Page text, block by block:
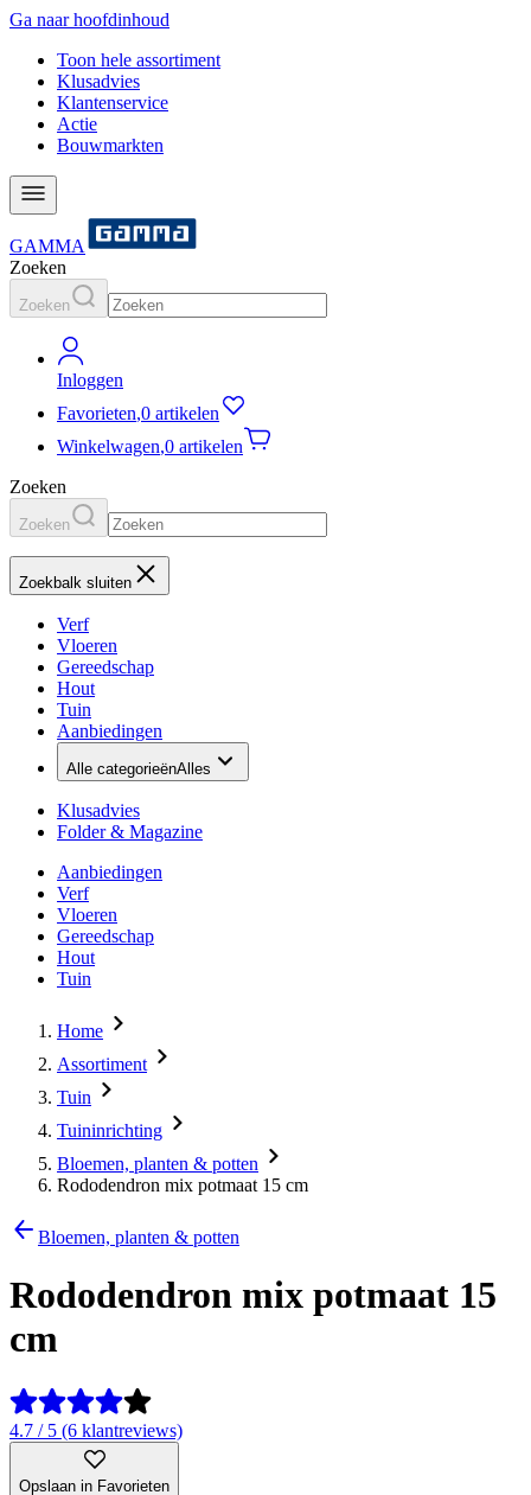
Ga naar hoofdinhoud
Toon hele assortiment
Klusadvies
Klantenservice
Actie
Bouwmarkten
GAMMA
Zoeken
Zoeken
Inloggen
Favorieten,0 artikelen
Winkelwagen,0 artikelen
Zoeken
Zoeken
Zoekbalk sluiten
Verf
Vloeren
Gereedschap
Hout
Tuin
Aanbiedingen
Alle categorieënAlles
Klusadvies
Folder & Magazine
Aanbiedingen
Verf
Vloeren
Gereedschap
Hout
Tuin
Home
Assortiment
Tuin
Tuininrichting
Bloemen, planten & potten
Rododendron mix potmaat 15 cm
Bloemen, planten & potten
Rododendron mix potmaat 15
cm
4.7 / 5 (6 klantreviews)
Opslaan in Favorieten